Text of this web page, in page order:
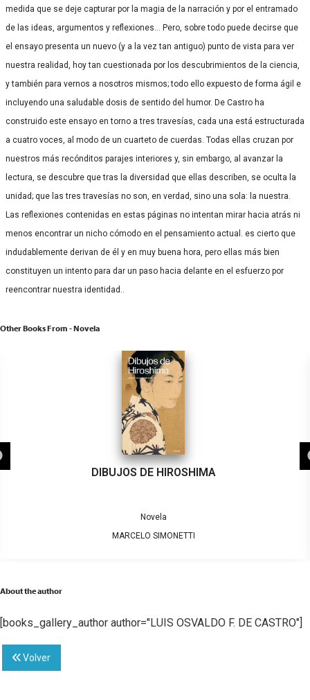
medida que se deje capturar por la magia de la narración y por el entramado
de las ideas, argumentos y reflexiones… Pero, sobre todo puede decirse que
el ensayo presenta un nuevo (y a la vez tan antiguo) punto de vista para ver
nuestra realidad, hoy tan cuestionada por los descubrimientos de la ciencia,
y también para vernos a nosotros mismos; todo ello expuesto de forma ágil e
incluyendo una saludable dosis de sentido del humor. De Castro ha
construido este ensayo en torno a tres travesías, cada una está estructurada
a cuatro voces, al modo de un cuarteto de cuerdas. Todas ellas cruzan por
nuestros más recónditos parajes interiores y, sin embargo, al avanzar la
lectura, se descubre que tras la diversidad que ellas describen, se oculta la
unidad; que las tres travesías no son, en verdad, sino una sola: la nuestra.
Las reflexiones contenidas en estas páginas no intentan mirar hacia atrás ni
menos encontrar un nicho cómodo en el pensamiento actual. es cierto que
indudablemente derivan de él y en muy buena hora, pero ellas más bien
constituyen un intento para dar un paso hacia delante en el esfuerzo por
reencontrar nuestra identidad..
Other Books From - Novela
DIBUJOS DE HIROSHIMA
Novela
MARCELO SIMONETTI
About the author
[books_gallery_author author="LUIS OSVALDO F. DE CASTRO"]
Volver